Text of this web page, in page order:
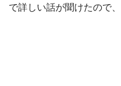
で詳しい話が聞けたので